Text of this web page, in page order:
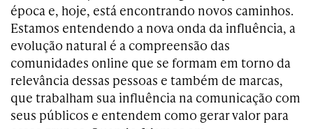
época e, hoje, está encontrando novos caminhos.
Estamos entendendo a nova onda da influência, a
evolução natural é a compreensão das
comunidades online que se formam em torno da
relevância dessas pessoas e também de marcas,
que trabalham sua influência na comunicação com
seus públicos e entendem como gerar valor para